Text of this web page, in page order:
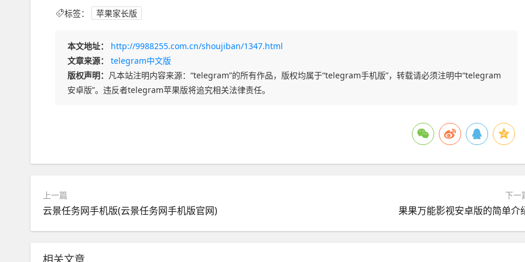
标签： 苹果家长版
本文地址：
http://9988255.com.cn/shoujiban/1347.html
文章来源：
telegram中文版
版权声明： 凡本站注明内容来源：“telegram”的所有作品，版权均属于“telegram手机版”，转载请必须注明中“telegram
安卓版”。违反者telegram苹果版将追究相关法律责任。
上一篇
云景任务网手机版(云景任务网手机版官网)
下一
果果万能影视安卓版的简单介
相关文章